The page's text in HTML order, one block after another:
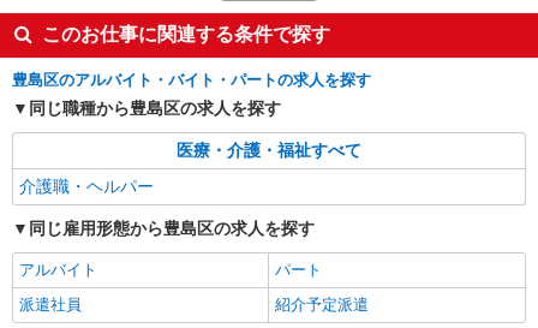
当、（東京都）居住支援特別手当、働きがい向上
手当、日祝手当（月平均2回分）等、毎月平均的に
支払われる手当を含みます。 ※居住支援特別手当
は勤続5年目までの方はさらに1万円支給（再入社
は除く） ◎賞与：基本給2.08ヶ月分/年支給 ◎残
業時は別途時間外手当支給（超過1分〜）
東京都豊島区東池袋5丁目44-15 東信東池袋ビ
ル4階
キープ
株式会社kotrio /●SW-H1-2069601
3〜×残業なし
時給1650円〜2312円 ＜日払い有/週払い有/交
通費全支給(ガソリン代含む)＞
豊島区西池袋
このお仕事に関連する条件で探す
豊島区のアルバイト・バイト・パートの求人を探す
同じ職種から豊島区の求人を探す
医療・介護・福祉すべて
介護職・ヘルパー
同じ雇用形態から豊島区の求人を探す
アルバイト
パート
派遣社員
紹介予定派遣